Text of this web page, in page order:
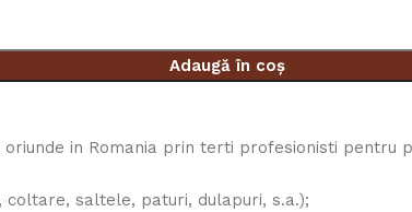
Adaugă în coș
in Romania prin terti profesionisti pentru
saltele, paturi, dulapuri, s.a.);